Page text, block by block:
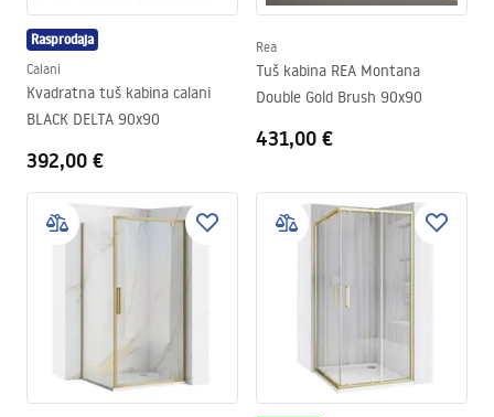
Rasprodaja
Calani
Kvadratna tuš kabina calani
BLACK DELTA 90x90
392,00 €
Rea
Tuš kabina REA Montana
Double Gold Brush 90x90
431,00 €